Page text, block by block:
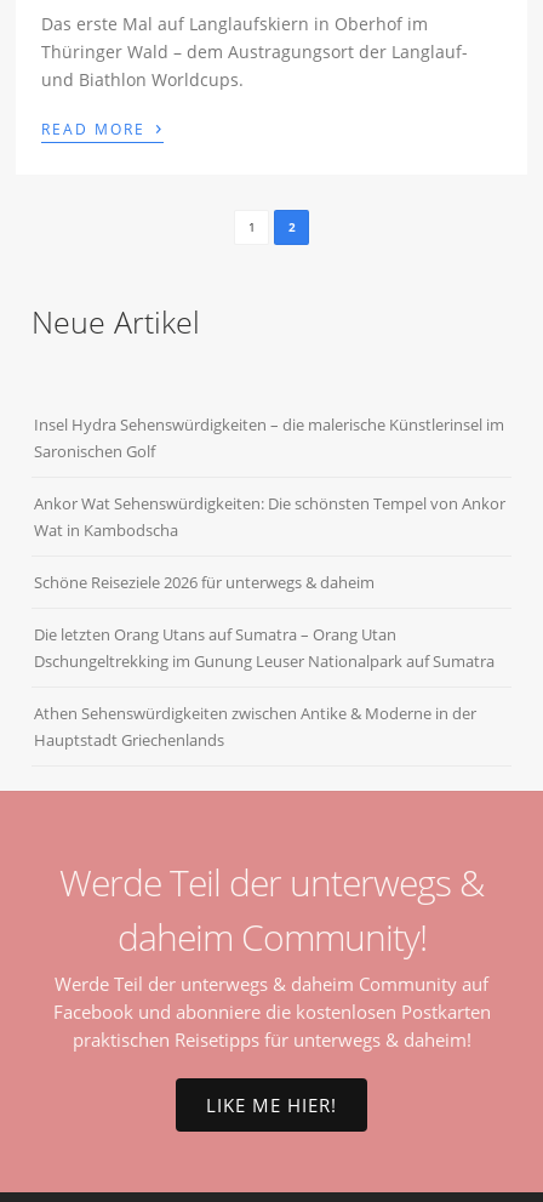
Das erste Mal auf Langlaufskiern in Oberhof im
Thüringer Wald – dem Austragungsort der Langlauf-
und Biathlon Worldcups.
READ MORE ›
1 2
Neue Artikel
Insel Hydra Sehenswürdigkeiten – die malerische Künstlerinsel im
Saronischen Golf
Ankor Wat Sehenswürdigkeiten: Die schönsten Tempel von Ankor
Wat in Kambodscha
Schöne Reiseziele 2026 für unterwegs & daheim
Die letzten Orang Utans auf Sumatra – Orang Utan
Dschungeltrekking im Gunung Leuser Nationalpark auf Sumatra
Athen Sehenswürdigkeiten zwischen Antike & Moderne in der
Hauptstadt Griechenlands
Werde Teil der unterwegs &
daheim Community!
Werde Teil der unterwegs & daheim Community auf
Facebook und abonniere die kostenlosen Postkarten
praktischen Reisetipps für unterwegs & daheim!
LIKE ME HIER!